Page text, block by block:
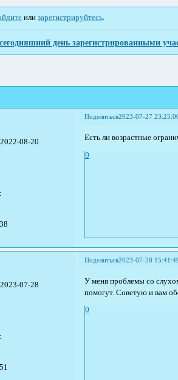
или зарегистрируйтесь
день зарегистрированными
Поделиться2023-07-27
08-20
Есть ли возрастные
0
Поделиться2023-07-28
07-28
У меня проблемы со
помогут. Советую и вам
0